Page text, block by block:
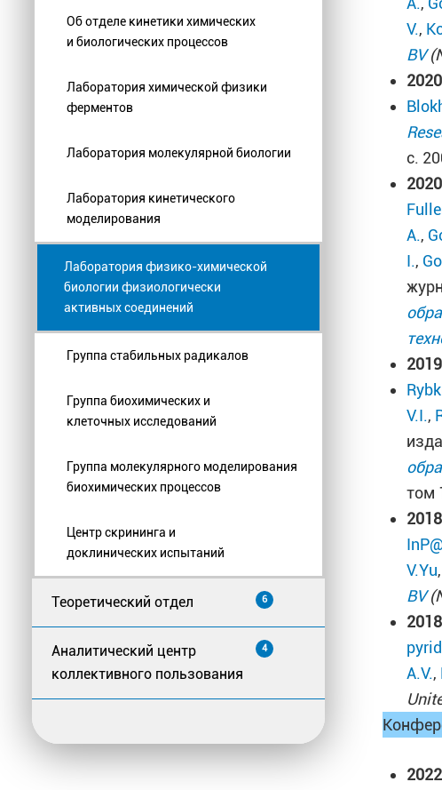
Об отделе кинетики химических
и биологических процессов
Лаборатория химической физики
ферментов
Лаборатория молекулярной биологии
Лаборатория кинетического
моделирования
Лаборатория физико-химической
биологии физиологически
активных соединений
Группа стабильных радикалов
Группа биохимических и
клеточных исследований
Группа молекулярного моделирования
биохимических процессов
Центр скрининга и
доклинических испытаний
Теоретический отдел 6
Аналитический центр
коллективного пользования
4
V.,
BV
2020
с.
2020
A.,
I.,
2019
V.I.,
том
2018
V.Yu,
BV
2018
A.V.,
2022